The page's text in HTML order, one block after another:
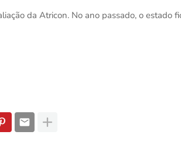
da Atricon. No ano passado, o estado